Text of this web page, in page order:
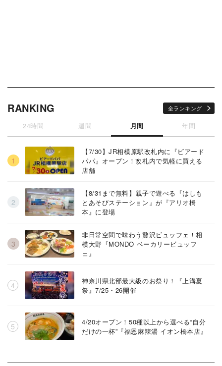
RANKING 全ランキング
24時間 週間 月間 年間
【7/30】JR相模原駅改札内に『ビアード
パパ』オープン！改札内で気軽に買える
店舗
【8/31まで無料】親子で遊べる『はしも
とあそびステーション』が『アリオ橋
本』に登場
非日常空間で味わう贅沢ビュッフェ！相
模大野『MONDO ベーカリービュッフ
ェ』
神奈川県北部最大級のお祭り！『上溝夏
祭』7/25・26開催
4/20オープン！50種以上から選べる“自分
だけの一杯”『福恩麻辣湯 イオン橋本店』